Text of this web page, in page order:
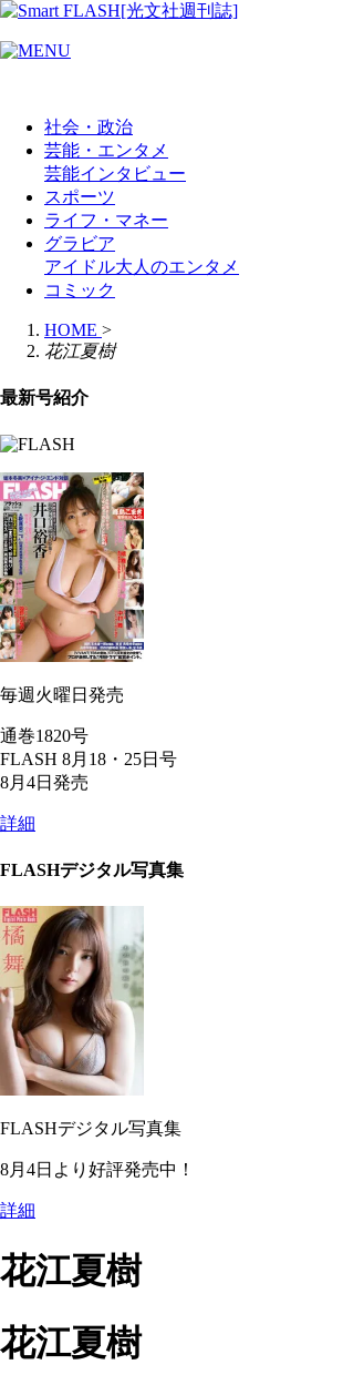
社会・政治
芸能・エンタメ
芸能インタビュー
スポーツ
ライフ・マネー
グラビア
アイドル大人のエンタメ
コミック
HOME >
花江夏樹
最新号紹介
毎週火曜日発売
通巻1820号
FLASH 8月18・25日号
8月4日発売
詳細
FLASHデジタル写真集
FLASHデジタル写真集
8月4日より好評発売中！
詳細
花江夏樹
花江夏樹